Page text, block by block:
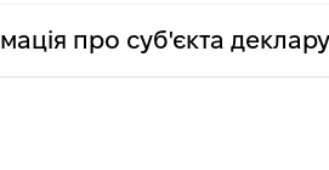
про суб'єкта